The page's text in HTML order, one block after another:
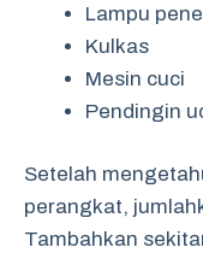
Lampu
Kulkas
Mesin cuci
Pendingin
Setelah
perangkat,
Tambahkan